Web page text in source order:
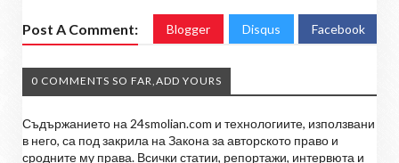
Post A Comment: Blogger Disqus Facebook
0 COMMENTS SO FAR,ADD YOURS
Съдържанието на 24smolian.com и технологиите, използвани
в него, са под закрила на Закона за авторското право и
сродните му права. Всички статии, репортажи, интервюта и